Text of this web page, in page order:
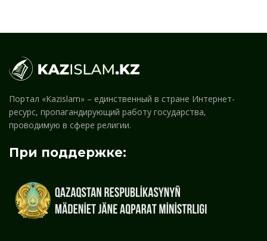
Портал «Kazislam» – единственный в стране Интернет-
ресурс, пропагандирующий работу государства,
проводимую в сфере религии.
При поддержке: